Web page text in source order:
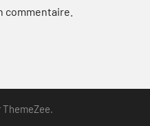
commentaire.